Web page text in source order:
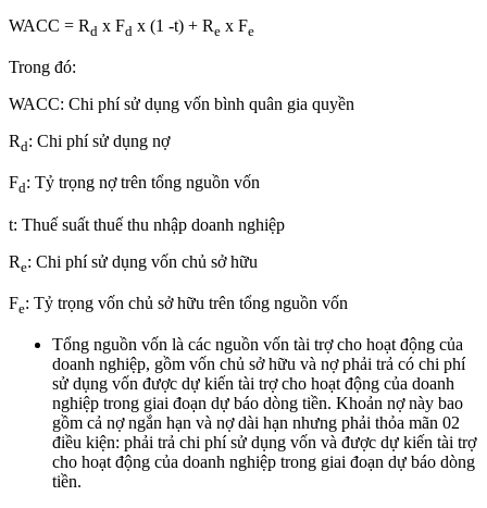
WACC = Rd x Fd x (1 -t) + Re x Fe
Trong đó:
WACC: Chi phí sử dụng vốn bình quân gia quyền
Rd: Chi phí sử dụng nợ
Fd: Tỷ trọng nợ trên tổng nguồn vốn
t: Thuế suất thuế thu nhập doanh nghiệp
Re: Chi phí sử dụng vốn chủ sở hữu
Fe: Tỷ trọng vốn chủ sở hữu trên tổng nguồn vốn
Tổng nguồn vốn là các nguồn vốn tài trợ cho hoạt động của
doanh nghiệp, gồm vốn chủ sở hữu và nợ phải trả có chi phí
sử dụng vốn được dự kiến tài trợ cho hoạt động của doanh
nghiệp trong giai đoạn dự báo dòng tiền. Khoản nợ này bao
gồm cả nợ ngắn hạn và nợ dài hạn nhưng phải thỏa mãn 02
điều kiện: phải trả chi phí sử dụng vốn và được dự kiến tài trợ
cho hoạt động của doanh nghiệp trong giai đoạn dự báo dòng
tiền.